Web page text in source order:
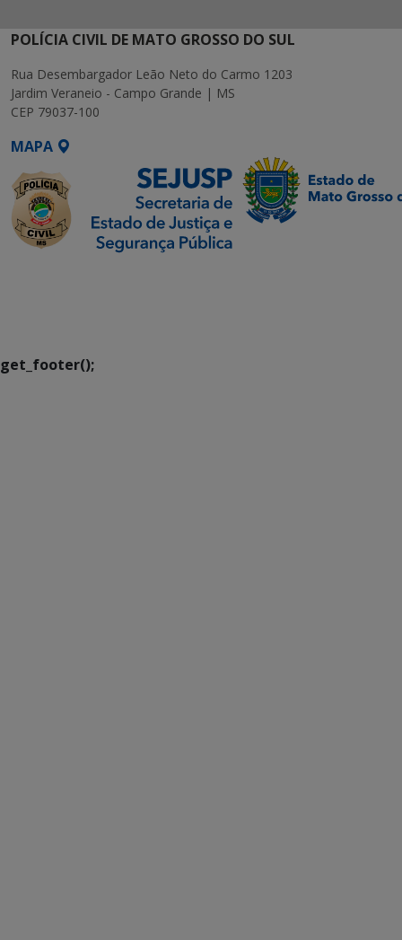
POLÍCIA CIVIL DE MATO GROSSO DO SUL
Rua Desembargador Leão Neto do Carmo 1203
Jardim Veraneio - Campo Grande | MS
CEP 79037-100
MAPA
get_footer();